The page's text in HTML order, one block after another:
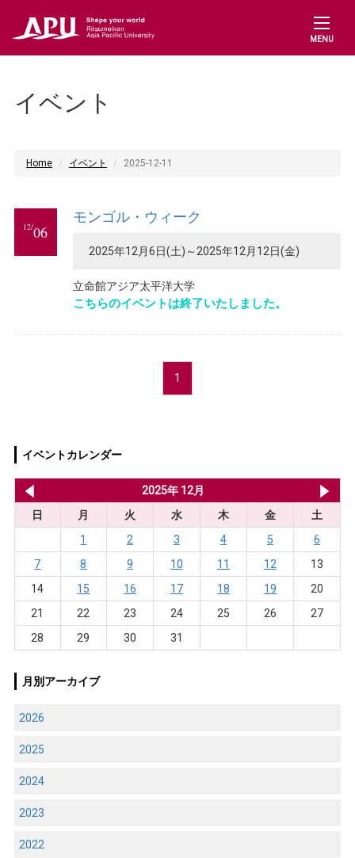
MENU
イベント
Home イベント 2025-12-11
12/06
モンゴル・ウィーク
2025年12月6日(土)～2025年12月12日(金)
立命館アジア太平洋大学
こちらのイベントは終了いたしました。
1
イベントカレンダー
2025年 12月
日
月 火 水 木 金
土
1
2 3 4 5
6
7
8 9 10 11 12
13
14
15 16 17 18 19
20
21
22 23 24 25 26
27
28
29 30 31
月別アーカイブ
2026
2025
2024
2023
2022